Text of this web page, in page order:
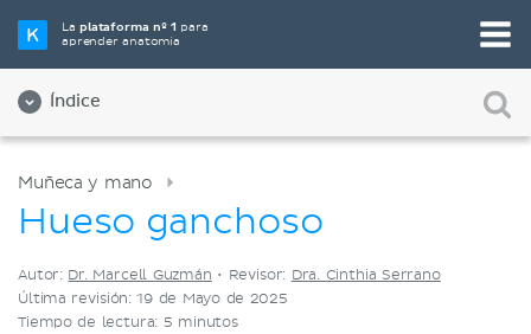
Laplataforma nº 1 para
aprender anatomía
Índice
Elige tu herramienta de estudio favorita
Videos
Muñeca y mano
Hueso ganchoso
Autor: Dr. Marcell Guzmán • Revisor: Dra. Cinthia Serrano
Última revisión: 19 de Mayo de 2025
Tiempo de lectura: 5 minutos